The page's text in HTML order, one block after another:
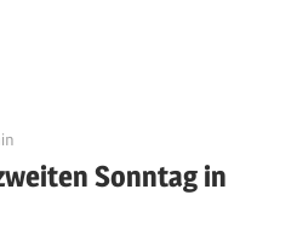
Sonntag in